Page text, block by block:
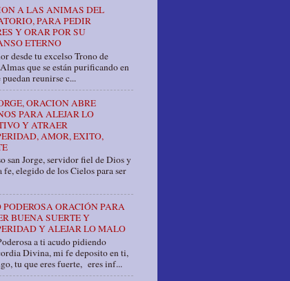
A LAS ANIMAS DEL
PARA PEDIR
Y ORAR POR SU
ETERNO
desde tu excelso Trono de
que se están purificando en
reunirse c...
ORACION ABRE
PARA ALEJAR LO
Y ATRAER
AMOR, EXITO,
san Jorge, servidor fiel de Dios y
elegido de los Cielos para ser
ORACIÓN PARA
BUENA SUERTE Y
Y ALEJAR LO MALO
a ti acudo pidiendo
Divina, mi fe deposito en ti,
tu que eres fuerte, eres inf...